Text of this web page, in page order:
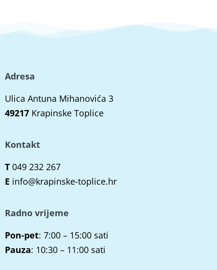
Adresa
Ulica Antuna Mihanovića 3
49217 Krapinske Toplice
Kontakt
T 049 232 267
E info@krapinske-toplice.hr
Radno vrijeme
Pon-pet: 7:00 – 15:00 sati
Pauza: 10:30 – 11:00 sati